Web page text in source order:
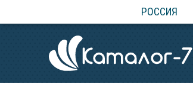
РОССИЯ